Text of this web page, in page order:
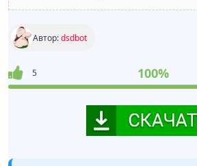
Автор:dsdbot
5 100%